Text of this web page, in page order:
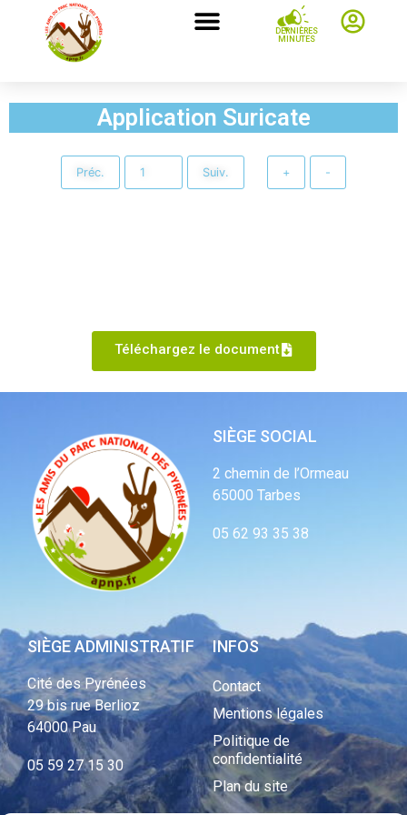
DERNIÈRES
MINUTES
Application Suricate
Préc. Suiv. + -
Téléchargez le document
SIÈGE SOCIAL
2 chemin de l’Ormeau
65000 Tarbes
05 62 93 35 38
SIÈGE ADMINISTRATIF
Cité des Pyrénées
29 bis rue Berlioz
64000 Pau
05 59 27 15 30
INFOS
Contact
Mentions légales
Politique de
confidentialité
Plan du site